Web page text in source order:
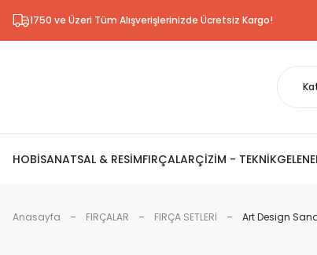
1750 ve Üzeri Tüm Alışverişlerinizde Ücretsiz Kargo!
HOBİSANATSAL & RESİMFIRÇALARÇİZİM - TEKNİK
Anasayfa FIRÇALAR FIRÇA SETLERİ Art Design